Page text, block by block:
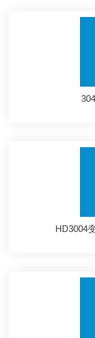
HD3004